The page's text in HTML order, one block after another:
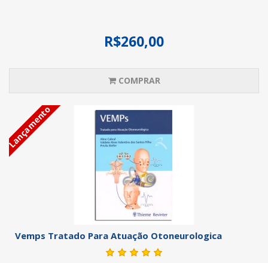
R$260,00
COMPRAR
Lançamento
Vemps Tratado Para Atuação Otoneurologica